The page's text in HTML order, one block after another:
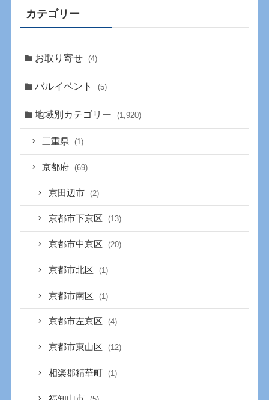
カテゴリー
お取り寄せ (4)
バルイベント (5)
地域別カテゴリー (1,920)
三重県 (1)
京都府 (69)
京田辺市 (2)
京都市下京区 (13)
京都市中京区 (20)
京都市北区 (1)
京都市南区 (1)
京都市左京区 (4)
京都市東山区 (12)
相楽郡精華町 (1)